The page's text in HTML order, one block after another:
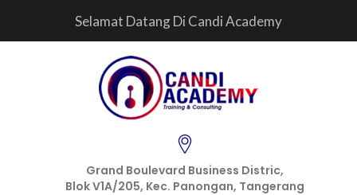
Selamat Datang Di Candi Academy
Grand Boulevard Business Distric,
Blok V1A/205, Kec. Panongan, Tangerang